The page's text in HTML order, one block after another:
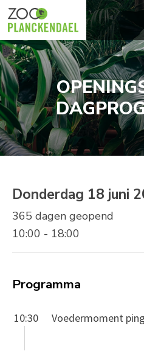
Donderdag 18 juni
365 dagen geopend
10:00 - 18:00
Programma
10:30 Voedermoment